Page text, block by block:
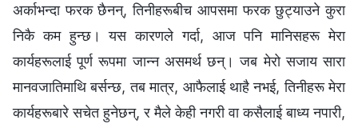
अर्काभन्दा फरक छैनन्, तिनीहरूबीच आपसमा फरक छुट्याउने कुरा
निकै कम हुन्छ। यस कारणले गर्दा, आज पनि मानिसहरू मेरा
कार्यहरूलाई पूर्ण रूपमा जान्न असमर्थ छन्। जब मेरो सजाय सारा
मानवजातिमाथि बर्सन्छ, तब मात्र, आफैलाई थाहै नभई, तिनीहरू मेरा
कार्यहरूबारे सचेत हुनेछन्, र मैले केही नगरी वा कसैलाई बाध्य नपारी,